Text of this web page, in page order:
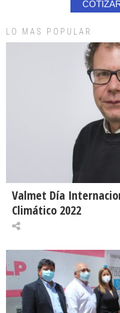
LO MAS POPULAR
Valmet Día
Climático 2022